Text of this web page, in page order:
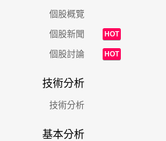
個股概覽
個股新聞
HOT
個股討論 HOT
技術分析
技術分析
基本分析